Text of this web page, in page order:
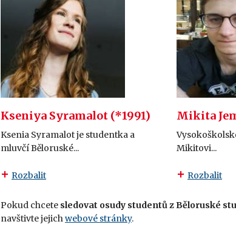
Kseniya Syramalot (*1991)
Ksenia Syramalot je studentka a
mluvčí Běloruské...
Rozbalit
Mikita
Mikitovi...
Rozbalit
Pokud chcete sledovat osudy studentů z Běloruské
navštivte jejichwebové stránky.